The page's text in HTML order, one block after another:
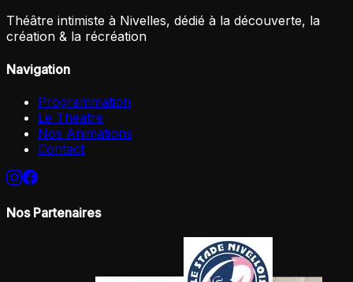
Théâtre intimiste à Nivelles, dédié à la découverte, la
création & la récréation
Navigation
Programmation
Le Theatre
Nos Animations
Contact
Nos Partenaires